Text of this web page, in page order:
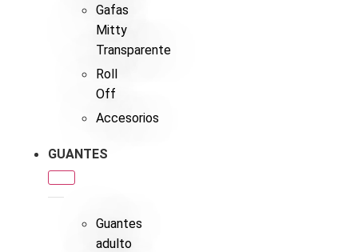
Gafas
Mitty
Transparente
Roll
Off
Accesorios
GUANTES
Guantes
adulto